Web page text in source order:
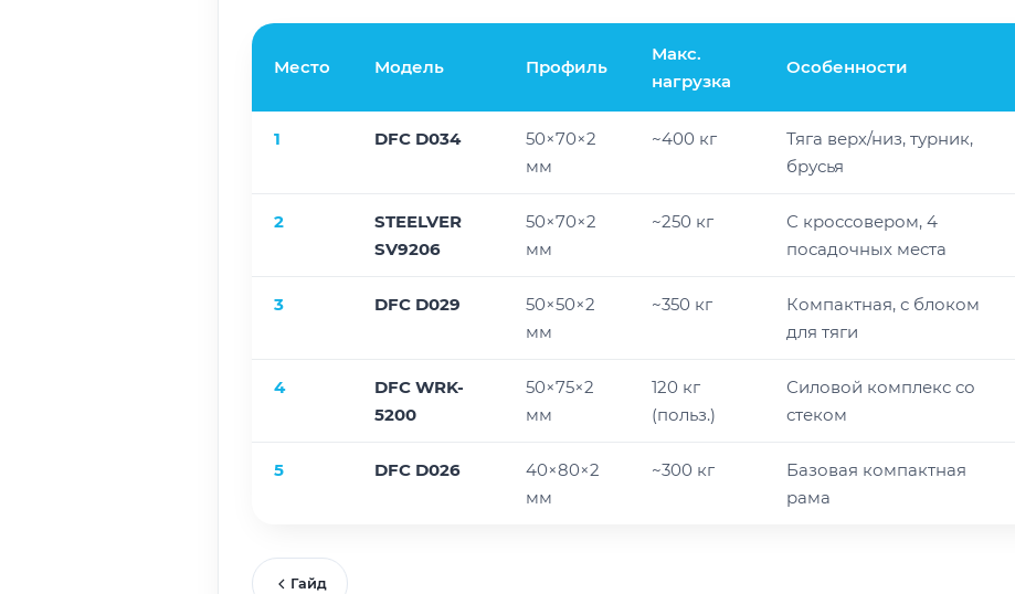
Место Модель Профиль
Макс.
нагрузка
Особенности
1 DFC D034
50×70×2
мм
~400 кг
Тяга верх/низ, турник,
брусья
2
STEELVER
SV9206
50×70×2
мм
~250 кг
С кроссовером, 4
посадочных места
3 DFC D029
50×50×2
мм
~350 кг
Компактная, с блоком
для тяги
4
DFC WRK-
5200
50×75×2
мм
120 кг
(польз.)
Силовой комплекс со
стеком
5 DFC D026
40×80×2
мм
~300 кг
Базовая компактная
рама
Гайд